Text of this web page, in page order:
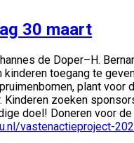
30 maart
de Doper–H.
toegang te
plant
zoeken
doel! Doneren voor
vastenactieproject-